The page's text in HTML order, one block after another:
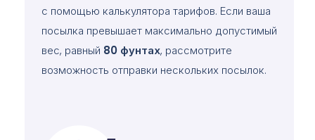
с помощью калькулятора тарифов. Если ваша
посылка превышает максимально допустимый
вес, равный 80 фунтах, рассмотрите
возможность отправки нескольких посылок.